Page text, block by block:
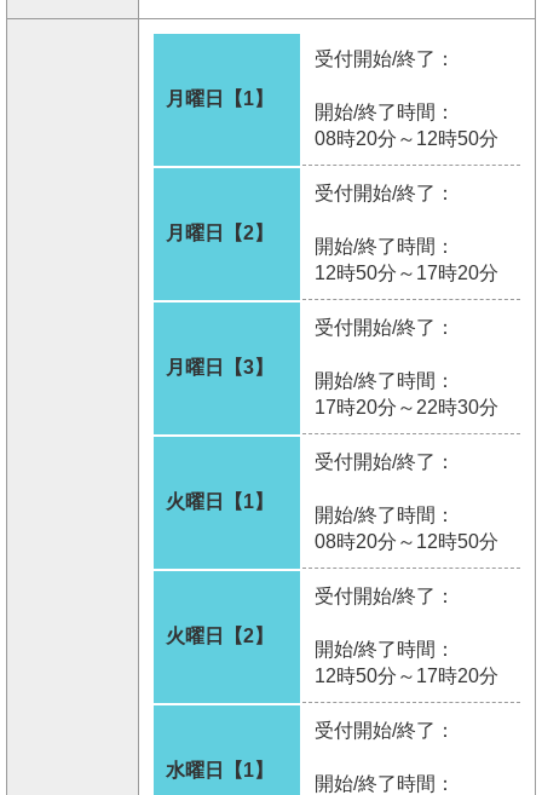
月曜日【1】
受付開始/終了：
開始/終了時間：
08時20分～12時50分
月曜日【2】
受付開始/終了：
開始/終了時間：
12時50分～17時20分
月曜日【3】
受付開始/終了：
開始/終了時間：
17時20分～22時30分
火曜日【1】
受付開始/終了：
開始/終了時間：
08時20分～12時50分
火曜日【2】
受付開始/終了：
開始/終了時間：
12時50分～17時20分
水曜日【1】
受付開始/終了：
開始/終了時間：